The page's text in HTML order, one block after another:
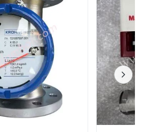
pression jusqu'à 700 bar. ...